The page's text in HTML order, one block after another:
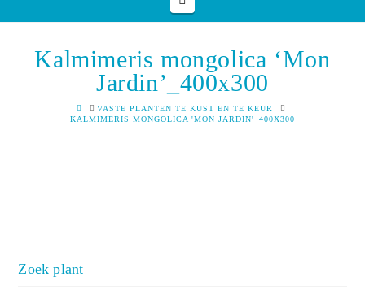
Kalmimeris mongolica ‘Mon
Jardin’_400x300
HOMEVASTE PLANTEN TE KUST EN TE KEUR
KALMIMERIS MONGOLICA 'MON JARDIN'_400X300
Zoek plant